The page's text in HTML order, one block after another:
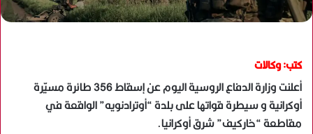
كتب: وكالات
أعلنت وزارة الدفاع الروسية اليوم عن إسقاط 356 طائرة مسيّرة
أوكرانية و سيطرة قواتها على بلدة “أوترادنويه” الواقعة في
مقاطعة “خاركيف” شرق أوكرانيا.